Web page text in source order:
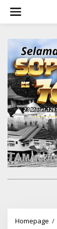
konten
Homepage /